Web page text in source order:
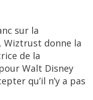
sur la
donne la
de la
Walt Disney
qu’il n’y a pas